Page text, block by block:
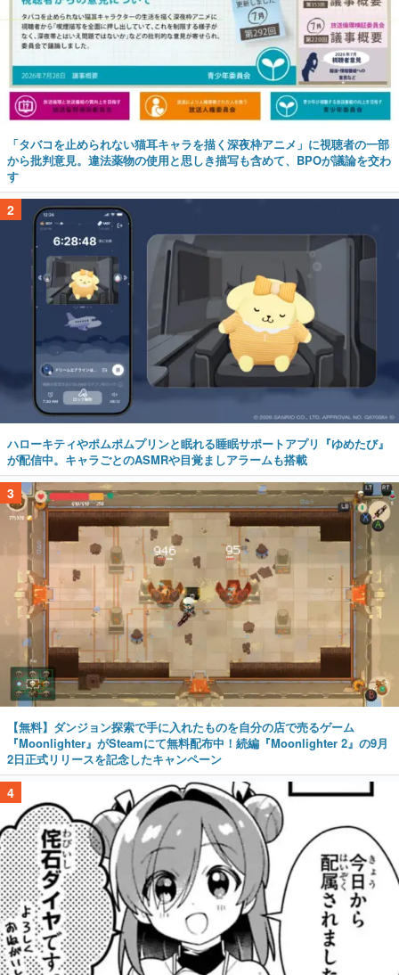
「タバコを止められない猫耳キャラを描く深夜枠アニメ」に視聴者の一部
から批判意見。違法薬物の使用と思しき描写も含めて、BPOが議論を交わ
す
2
ハローキティやポムポムプリンと眠れる睡眠サポートアプリ『ゆめたび』
が配信中。キャラごとのASMRや目覚ましアラームも搭載
3
【無料】ダンジョン探索で手に入れたものを自分の店で売るゲーム
『Moonlighter』がSteamにて無料配布中！続編『Moonlighter 2』の9月
2日正式リリースを記念したキャンペーン
4